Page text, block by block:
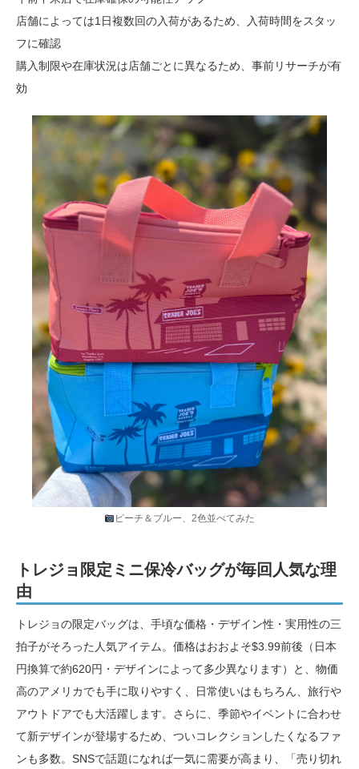
店舗によっては1日複数回の入荷があるため、入荷時間をスタッ
フに確認
購入制限や在庫状況は店舗ごとに異なるため、事前リサーチが有
効
ピーチ＆ブルー、2色並べてみた
トレジョ限定ミニ保冷バッグが毎回人気な理
由
トレジョの限定バッグは、手頃な価格・デザイン性・実用性の三
拍子がそろった人気アイテム。価格はおおよそ$3.99前後（日本
円換算で約620円・デザインによって多少異なります）と、物価
高のアメリカでも手に取りやすく、日常使いはもちろん、旅行や
アウトドアでも大活躍します。さらに、季節やイベントに合わせ
て新デザインが登場するため、ついコレクションしたくなるファ
ンも多数。SNSで話題になれば一気に需要が高まり、「売り切れ